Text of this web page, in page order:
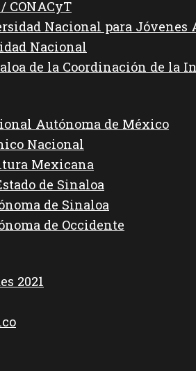
CONACyT
Nacional para Jóvenes
Nacional
de la Coordinación de la
Autónoma de México
Nacional
Mexicana
de Sinaloa
de Sinaloa
de Occidente
2021